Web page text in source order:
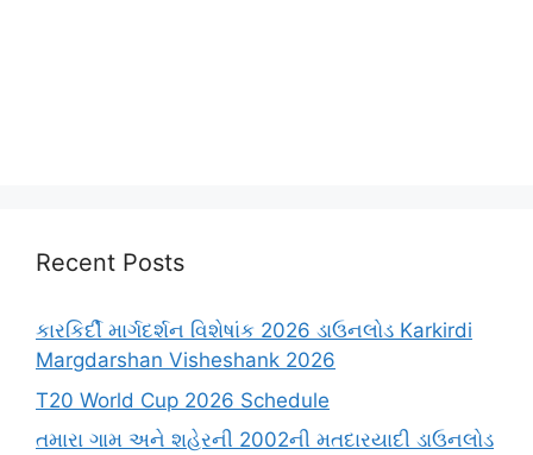
Recent Posts
કારકિર્દી માર્ગદર્શન વિશેષાંક 2026 ડાઉનલોડ Karkirdi
Margdarshan Visheshank 2026
T20 World Cup 2026 Schedule
તમારા ગામ અને શહેરની 2002ની મતદારયાદી ડાઉનલોડ